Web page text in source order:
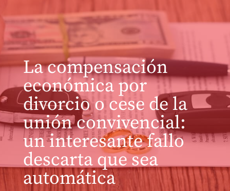
La compensación
económica por
divorcio o cese de la
unión convivencial:
un interesante fallo
descarta que sea
automática